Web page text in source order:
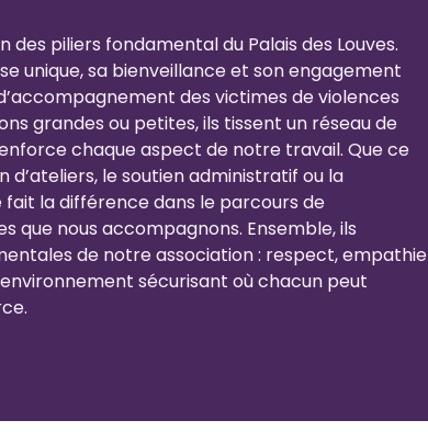
des piliers fondamental du Palais des Louves.
unique, sa bienveillance et son engagement
des victimes de violences
grandes ou petites, ils tissent un réseau de
chaque aspect de notre travail. Que ce
d’ateliers, le soutien administratif ou la
fait la différence dans le parcours de
que nous accompagnons. Ensemble, ils
de notre association : respect, empathie
sécurisant où chacun peut